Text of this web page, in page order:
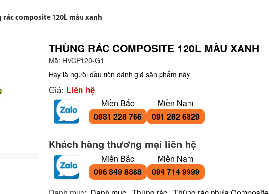
rác composite 120L màu xanh
THÙNG RÁC COMPOSITE 120L MÀU XANH
Mã: HVCP120-G1
Hãy là người đầu tiên đánh giá sản phẩm này
Giá: Liên hệ
Miền Bắc
0981 228 766
Miền Nam
091 282 6829
Khách hàng thương mại liên hệ
Miền Bắc
096 849 8888
Miền Nam
094 714 9999